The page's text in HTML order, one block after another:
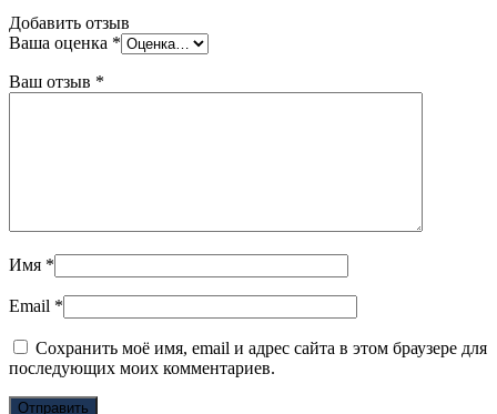
Добавить отзыв
Ваша оценка *
Ваш отзыв *
Имя *
Email *
Сохранить моё имя, email и адрес сайта в этом браузере для
последующих моих комментариев.